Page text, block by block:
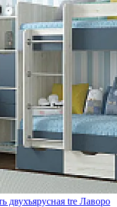
двухъярусная tre Лаворо